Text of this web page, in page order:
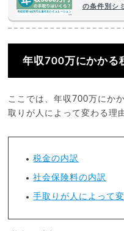
の条件別シ
年収700万にかかる
ここでは、年収700万にか
取りが人によって変わる理
税金の内訳
社会保険料の内訳
手取りが人によって